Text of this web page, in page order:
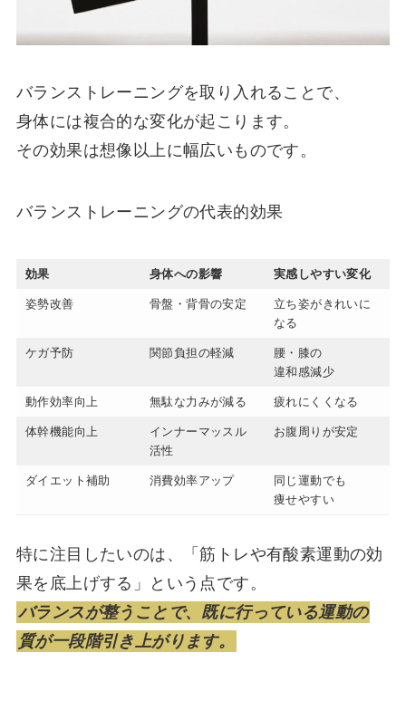
バランストレーニングを取り入れることで、
身体には複合的な変化が起こります。
その効果は想像以上に幅広いものです。
バランストレーニングの代表的効果
効果 身体への影響 実感しやすい変化
姿勢改善 骨盤・背骨の安定
立ち姿がきれいに
なる
ケガ予防 関節負担の軽減
腰・膝の
違和感減少
動作効率向上 無駄な力みが減る 疲れにくくなる
体幹機能向上
インナーマッスル
活性
お腹周りが安定
ダイエット補助 消費効率アップ
同じ運動でも
痩せやすい
特に注目したいのは、「筋トレや有酸素運動の効
果を底上げする」という点です。
バランスが整うことで、既に行っている運動の
質が一段階引き上がります。